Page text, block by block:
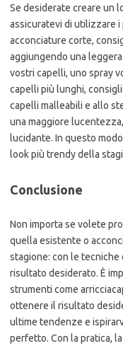
Se desiderate creare un
assicuratevi di utilizzare
acconciature corte,
aggiungendo una
vostri capelli, uno spray
capelli più lunghi,
capelli malleabili e allo
una maggiore
lucidante. In questo
look più trendy della
Conclusione
Non importa se volete
quella esistente o
stagione: con le
risultato desiderato. È
strumenti come
ottenere il risultato
ultime tendenze e
perfetto. Con la pratica,